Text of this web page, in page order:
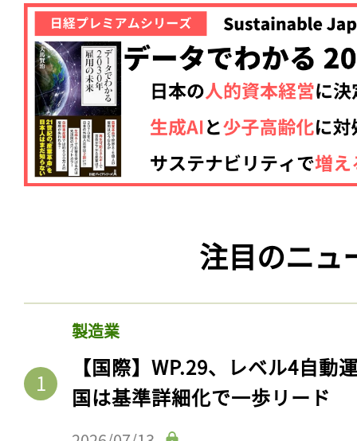
注目のニュ
製造業
【国際】WP.29、レベル4自動
国は基準詳細化で一歩リード